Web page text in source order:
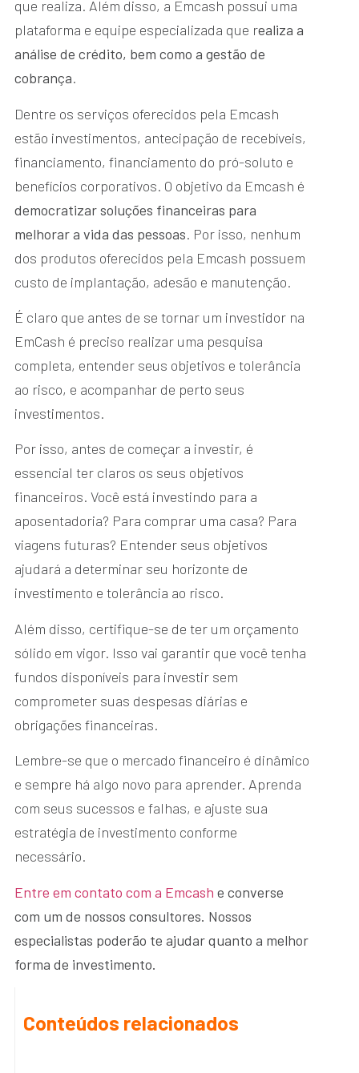
que realiza. Além disso, a Emcash possui uma
plataforma e equipe especializada que realiza a
análise de crédito, bem como a gestão de
cobrança.
Dentre os serviços oferecidos pela Emcash
estão investimentos, antecipação de recebíveis,
financiamento, financiamento do pró-soluto e
benefícios corporativos. O objetivo da Emcash é
democratizar soluções financeiras para
melhorar a vida das pessoas. Por isso, nenhum
dos produtos oferecidos pela Emcash possuem
custo de implantação, adesão e manutenção.
É claro que antes de se tornar um investidor na
EmCash é preciso realizar uma pesquisa
completa, entender seus objetivos e tolerância
ao risco, e acompanhar de perto seus
investimentos.
Por isso, antes de começar a investir, é
essencial ter claros os seus objetivos
financeiros. Você está investindo para a
aposentadoria? Para comprar uma casa? Para
viagens futuras? Entender seus objetivos
ajudará a determinar seu horizonte de
investimento e tolerância ao risco.
Além disso, certifique-se de ter um orçamento
sólido em vigor. Isso vai garantir que você tenha
fundos disponíveis para investir sem
comprometer suas despesas diárias e
obrigações financeiras.
Lembre-se que o mercado financeiro é dinâmico
e sempre há algo novo para aprender. Aprenda
com seus sucessos e falhas, e ajuste sua
estratégia de investimento conforme
necessário.
Entre em contato com a Emcash e converse
com um de nossos consultores. Nossos
especialistas poderão te ajudar quanto a melhor
forma de investimento.
Conteúdos relacionados